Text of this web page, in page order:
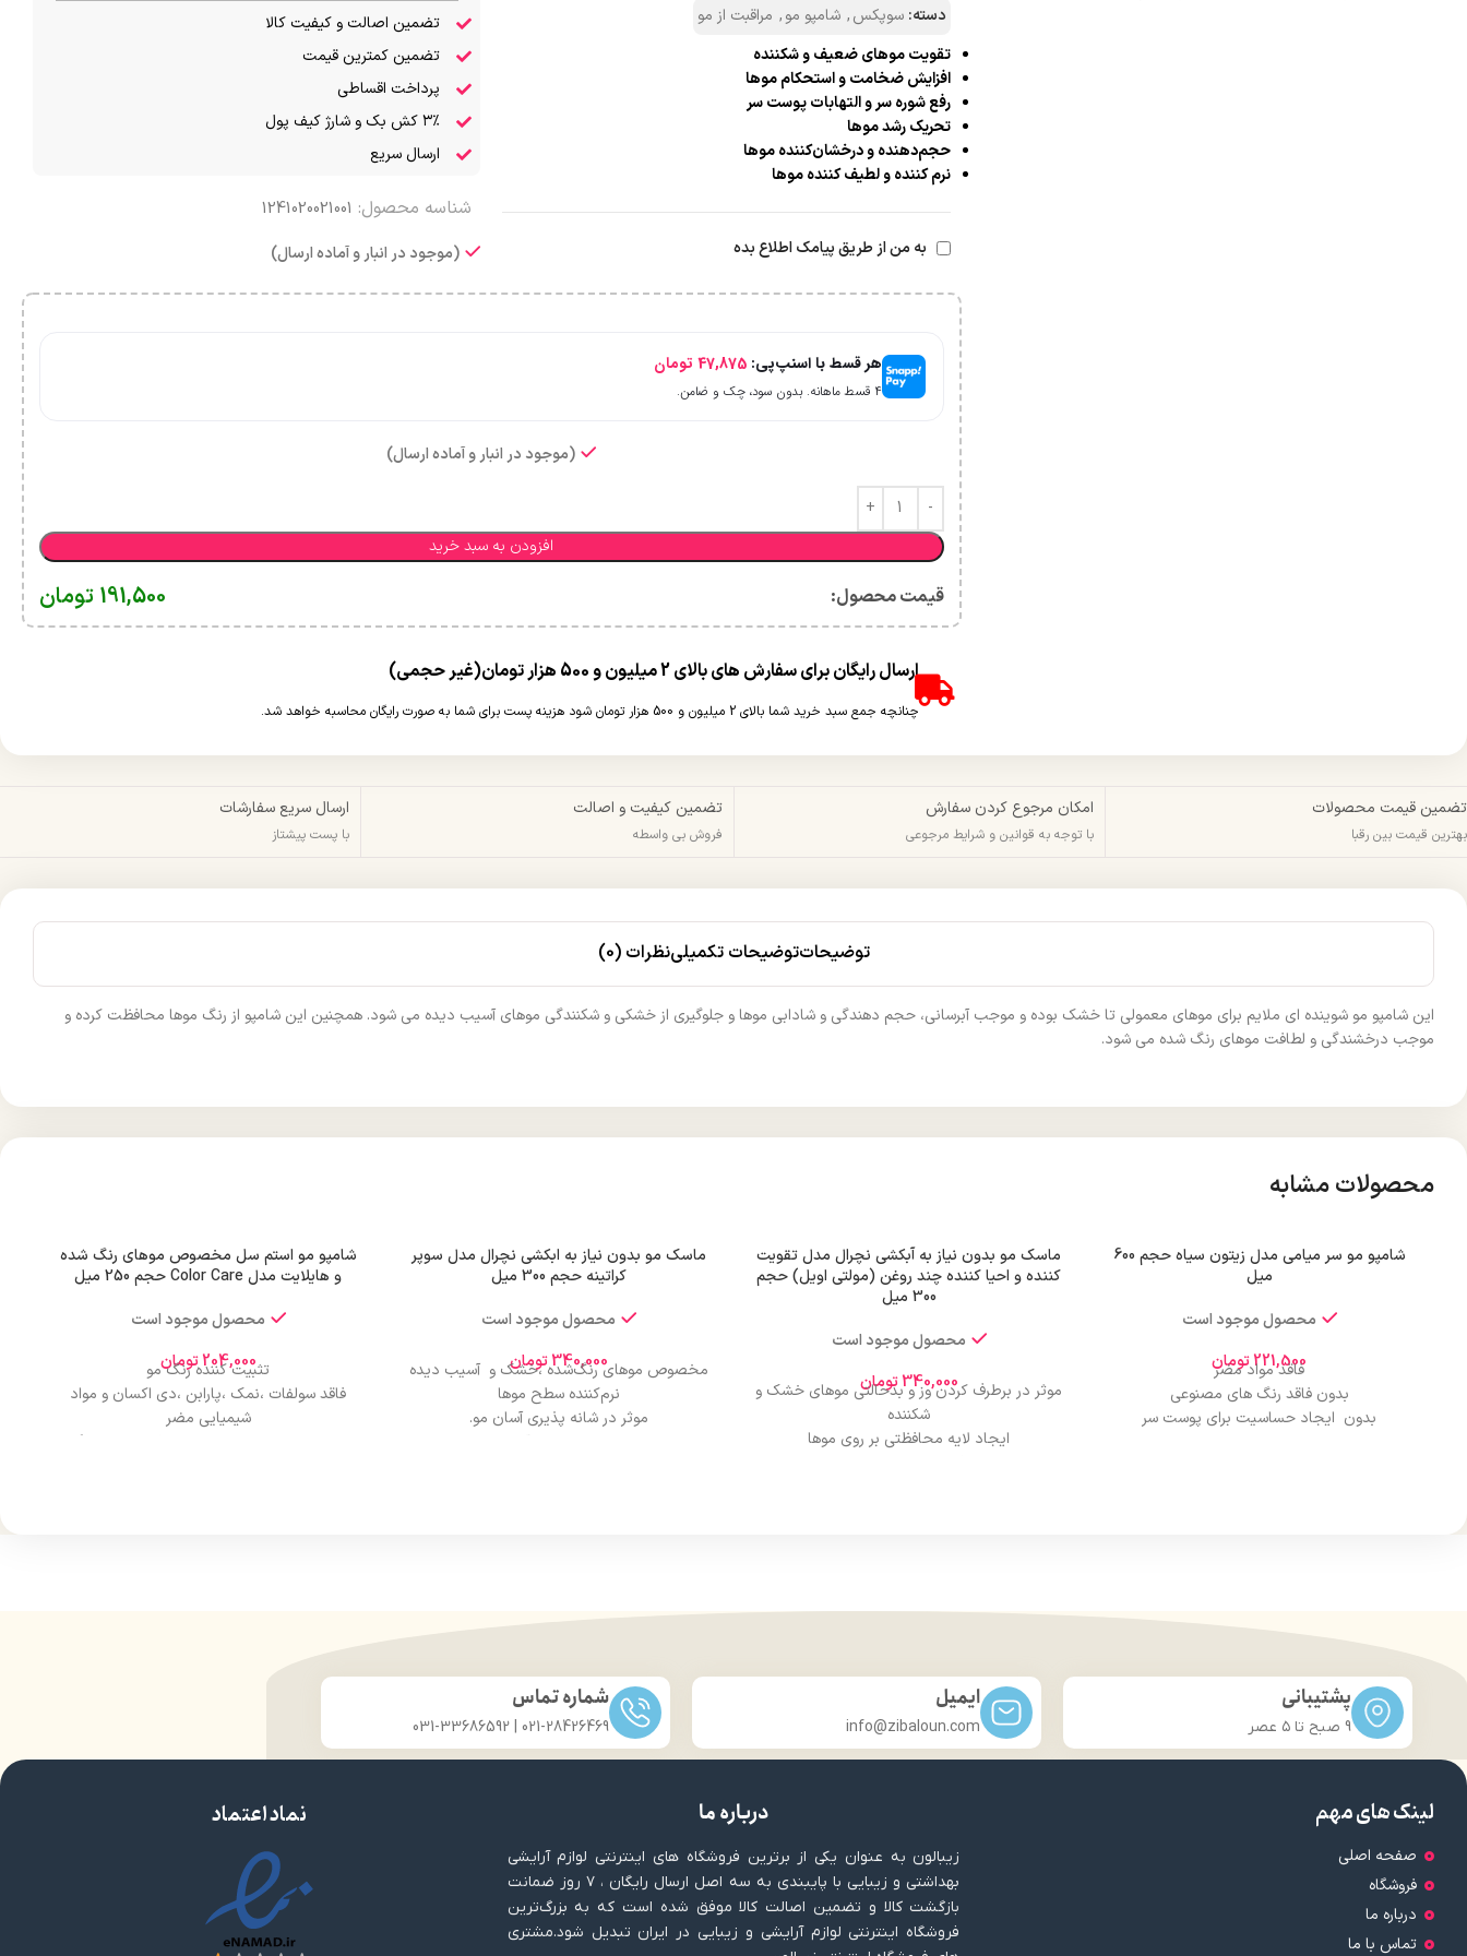
دسته: سوپکس, شامپو مو, مراقبت از مو
تقویت موهای ضعیف و شکننده
افزایش ضخامت و استحکام موها
رفع شوره سر و التهابات پوست سر
تحریک رشد موها
حجم‌دهنده و درخشان‌کننده موها
نرم کننده و لطیف کننده موها
به من از طریق پیامک اطلاع بده
تضمین اصالت و کیفیت کالا
تضمین کمترین قیمت
پرداخت اقساطی
۳٪ کش بک و شارژ کیف پول
ارسال سریع
شناسه محصول: 1241020021001
(موجود در انبار و آماده ارسال)
هر قسط با اسنپ‌پی:47,875 تومان
۴ قسط ماهانه. بدون سود، چک و ضامن.
(موجود در انبار و آماده ارسال)
افزودن به سبد خرید
قیمت محصول:​ 191,500 تومان
ارسال رایگان برای سفارش های بالای 2 میلیون و 500 هزار تومان(غیر حجمی)
چنانچه جمع سبد خرید شما بالای 2 میلیون و 500 هزار تومان شود هزینه پست برای شما به صورت رایگان محاسبه خواهد شد.
تضمین قیمت محصولات
بهترین قیمت بین رقبا
امکان مرجوع کردن سفارش
با توجه به قوانین و شرایط مرجوعی
تضمین کیفیت و اصالت
فروش بی واسطه
ارسال سریع سفارشات
با پست پیشتاز
توضیحاتتوضیحات تکمیلینظرات (0)
این شامپو مو شوینده ای ملایم برای موهای معمولی تا خشک بوده و موجب آبرسانی، حجم دهندگی و شادابی موها و جلوگیری از خشکی و شکنندگی موهای آسیب دیده می شود. همچنین این شامپو از رنگ موها محافظت کرده و
موجب درخشندگی و لطافت موهای رنگ شده می شود.
محصولات مشابه
شامپو مو سر میامی مدل زیتون سیاه حجم 600
میل
محصول موجود است
221,500تومان
فاقد مواد مضر
بدون فاقد رنگ های مصنوعی
بدون ایجاد حساسیت برای پوست سر
ماسک مو بدون نیاز به آبکشی نچرال مدل تقویت
کننده و احیا کننده چند روغن (مولتی اویل) حجم
300 میل
محصول موجود است
340,000 تومان
موثر در برطرف کردن وز و بدحالتی موهای خشک و
شکننده
ایجاد لایه محافظتی بر روی موها
ماسک مو بدون نیاز به ابکشی نچرال مدل سوپر
کراتینه حجم 300 میل
محصول موجود است
340,000 تومان
مخصوص موهای رنگ‌شده ،خشک و آسیب دیده
نرم‌کننده سطح موها
موثر در شانه پذیری آسان مو.
شامپو مو استم سل مخصوص موهای رنگ شده
و هایلایت مدل Color Care حجم 250 میل
محصول موجود است
204,000 تومان
تثبیت کننده رنگ مو
فاقد سولفات ،نمک ،پارابن ،دی اکسان و مواد
شیمیایی مضر
مناسب برای بعد از کراتین ،صافی و ریباندینگ
پشتیبانی
9 صبح تا ۵ عصر
ایمیل
info@zibaloun.com
شماره تماس
021-28426469 | 031-33686592
لینک های مهم
صفحه اصلی
فروشگاه
درباره ما
تماس با ما
درباره ما
زیبالون به عنوان یکی از برترین فروشگاه های اینترنتی لوازم آرایشی
بهداشتی و زیبایی با پایبندی به سه اصل ارسال رایگان ، ۷ روز ضمانت
بازگشت کالا و تضمین اصالت کالا موفق شده است که به بزرگ‌ترین
فروشگاه اینترنتی لوازم آرایشی و زیبایی در ایران تبدیل شود.مشتری
نماد اعتماد